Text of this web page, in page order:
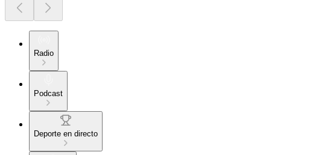
Radio
Podcast
Deporte en directo